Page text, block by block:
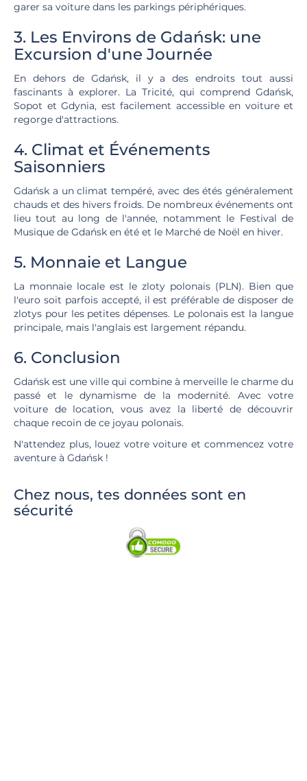
garer sa voiture dans les parkings périphériques.
3. Les Environs de Gdańsk: une
Excursion d'une Journée
En dehors de Gdańsk, il y a des endroits tout aussi
fascinants à explorer. La Tricité, qui comprend Gdańsk,
Sopot et Gdynia, est facilement accessible en voiture et
regorge d'attractions.
4. Climat et Événements
Saisonniers
Gdańsk a un climat tempéré, avec des étés généralement
chauds et des hivers froids. De nombreux événements ont
lieu tout au long de l'année, notamment le Festival de
Musique de Gdańsk en été et le Marché de Noël en hiver.
5. Monnaie et Langue
La monnaie locale est le zloty polonais (PLN). Bien que
l'euro soit parfois accepté, il est préférable de disposer de
zlotys pour les petites dépenses. Le polonais est la langue
principale, mais l'anglais est largement répandu.
6. Conclusion
Gdańsk est une ville qui combine à merveille le charme du
passé et le dynamisme de la modernité. Avec votre
voiture de location, vous avez la liberté de découvrir
chaque recoin de ce joyau polonais.
N'attendez plus, louez votre voiture et commencez votre
aventure à Gdańsk !
Chez nous, tes données sont en
sécurité